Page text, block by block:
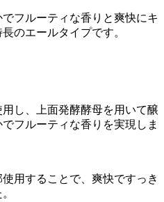
フルーティな香りと爽快にキ
のエールタイプです。
し、上面発酵酵母を用いて醸
フルーティな香りを実現しま
用することで、爽快ですっき